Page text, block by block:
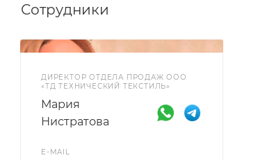
Сотрудники
ДИРЕКТОР ОТДЕЛА ПРОДАЖ ООО
«ТД ТЕХНИЧЕСКИЙ ТЕКСТИЛЬ»
Мария
Нистратова
E-MAIL